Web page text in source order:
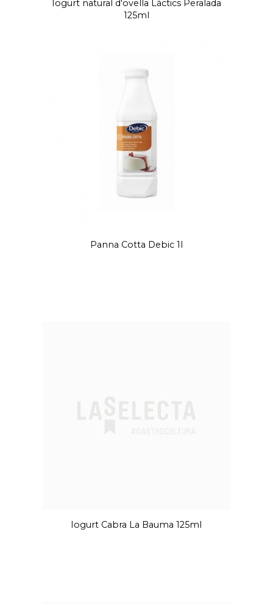
Iogurt natural d'ovella Làctics Peralada
125ml
Panna Cotta Debic 1l
Iogurt Cabra La Bauma 125ml